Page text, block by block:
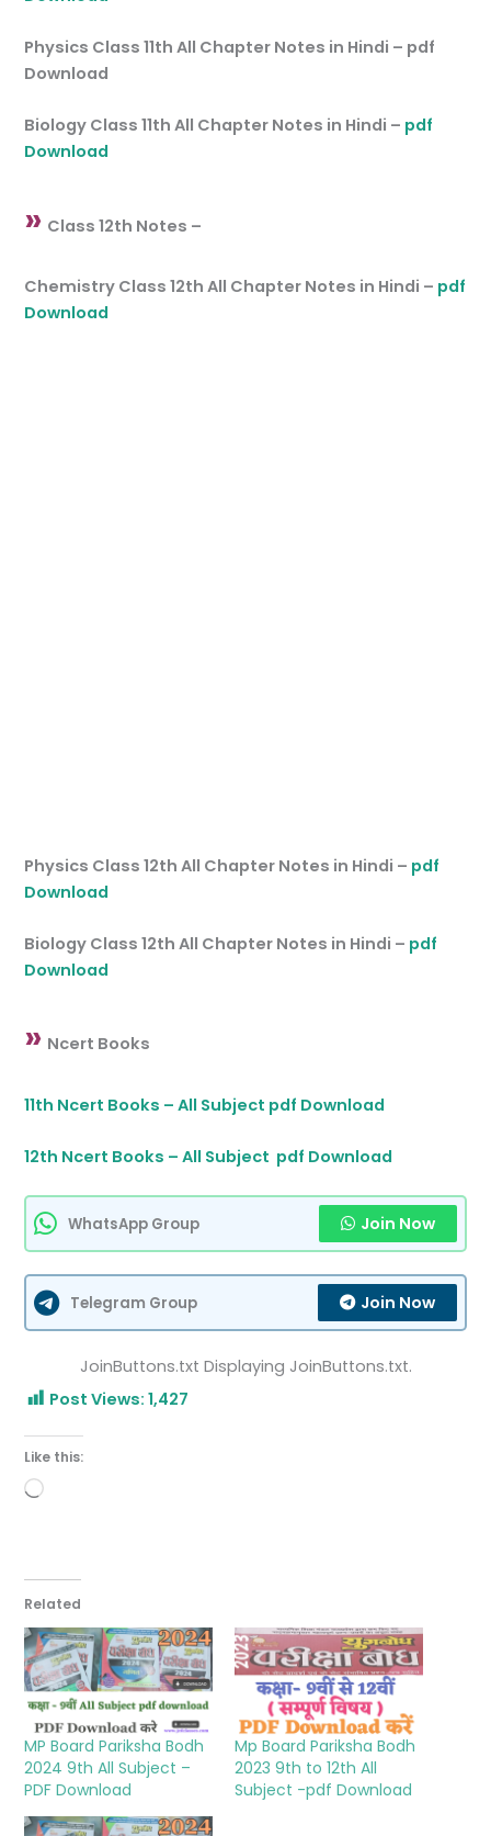
Physics Class 11th All Chapter Notes in Hindi – pdf
Download
Biology Class 11th All Chapter Notes in Hindi – pdf
Download
» Class 12th Notes –
Chemistry Class 12th All Chapter Notes in Hindi – pdf
Download
Physics Class 12th All Chapter Notes in Hindi – pdf
Download
Biology Class 12th All Chapter Notes in Hindi – pdf
Download
» Ncert Books
11th Ncert Books – All Subject pdf Download
12th Ncert Books – All Subject pdf Download
WhatsApp Group Join Now
Telegram Group Join Now
JoinButtons.txt Displaying JoinButtons.txt.
Post Views: 1,427
Like this:
Loading…
Related
MP Board Pariksha Bodh
2024 9th All Subject –
PDF Download
Mp Board Pariksha Bodh
2023 9th to 12th All
Subject -pdf Download